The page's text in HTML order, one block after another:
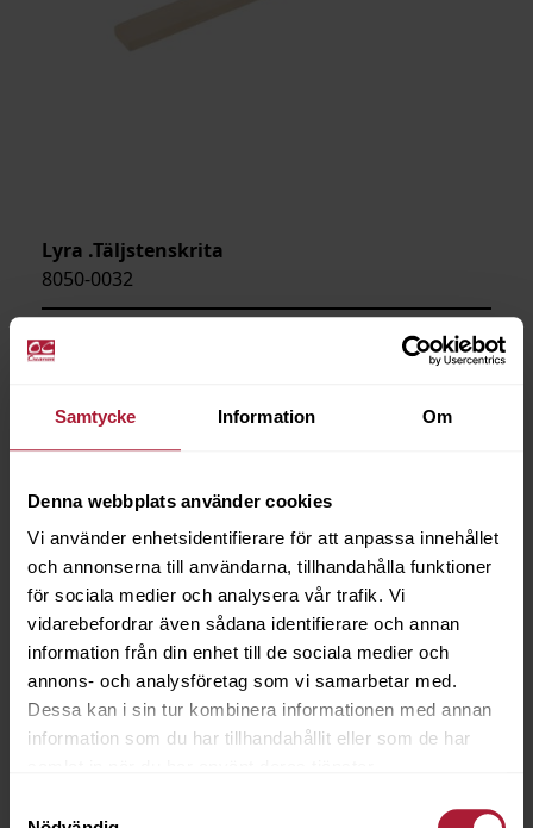
Samtycke Information Om
Denna webbplats använder cookies
Vi använder enhetsidentifierare för att anpassa innehållet
och annonserna till användarna, tillhandahålla funktioner
för sociala medier och analysera vår trafik. Vi
vidarebefordrar även sådana identifierare och annan
information från din enhet till de sociala medier och
annons- och analysföretag som vi samarbetar med.
Dessa kan i sin tur kombinera informationen med annan
information som du har tillhandahållit eller som de har
Lyra .Täljstenskrita
8050-0032
Saldo